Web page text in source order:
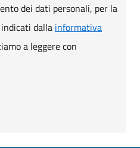
dei dati personali, per la
dalla informativa
a leggere con